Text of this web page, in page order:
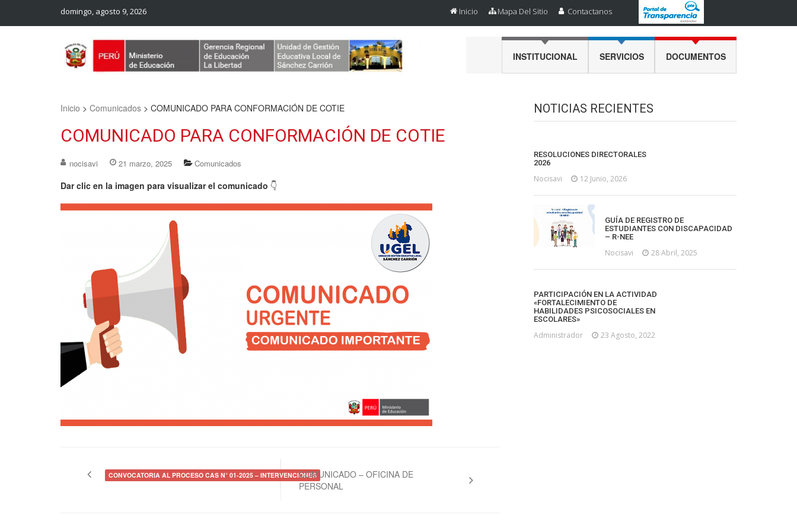
domingo, agosto 9, 2026 Inicio Mapa Del Sitio Contactanos
INSTITUCIONAL SERVICIOS DOCUMENTOS
Inicio > Comunicados > COMUNICADO PARA CONFORMACIÓN DE COTIE
COMUNICADO PARA CONFORMACIÓN DE COTIE
nocisavi 21 marzo, 2025 Comunicados
Dar clic en la imagen para visualizar el comunicado 👇
CONVOCATORIA AL PROCESO CAS N° 01-2025 – INTERVENCIONESCOMUNICADO – OFICINA DE
PERSONAL
NOTICIAS RECIENTES
RESOLUCIONES DIRECTORALES
2026
Nocisavi 12 Junio, 2026
GUÍA DE REGISTRO DE
ESTUDIANTES CON DISCAPACIDAD
– R-NEE
Nocisavi 28 Abril, 2025
PARTICIPACIÓN EN LA ACTIVIDAD
«FORTALECIMIENTO DE
HABILIDADES PSICOSOCIALES EN
ESCOLARES»
Administrador 23 Agosto, 2022